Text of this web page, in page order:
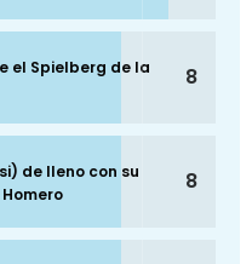
el Spielberg de la
8
de lleno con su
8